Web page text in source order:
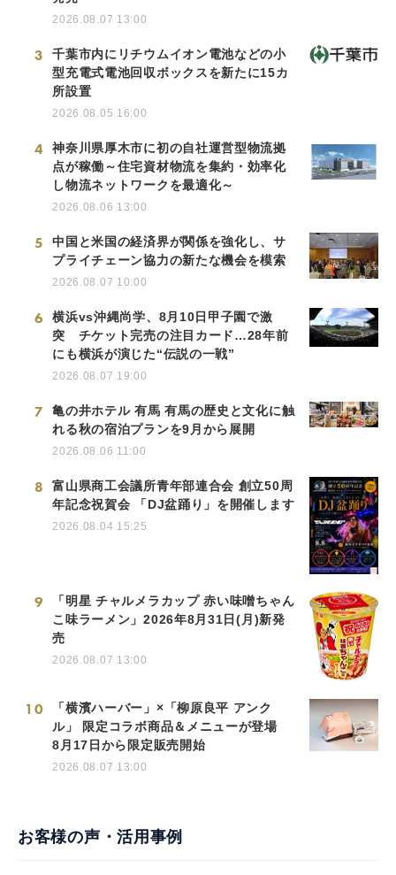
2026.08.07 13:00
3
千葉市内にリチウムイオン電池などの小
型充電式電池回収ボックスを新たに15カ
所設置
2026.08.05 16:00
4
神奈川県厚木市に初の自社運営型物流拠
点が稼働～住宅資材物流を集約・効率化
し物流ネットワークを最適化～
2026.08.06 13:00
5
中国と米国の経済界が関係を強化し、サ
プライチェーン協力の新たな機会を模索
2026.08.07 10:00
6
横浜vs沖縄尚学、8月10日甲子園で激
突 チケット完売の注目カード…28年前
にも横浜が演じた“伝説の一戦”
2026.08.07 19:00
7
亀の井ホテル 有馬 有馬の歴史と文化に触
れる秋の宿泊プランを9月から展開
2026.08.06 11:00
8
富山県商工会議所青年部連合会 創立50周
年記念祝賀会 「DJ盆踊り」を開催します
2026.08.04 15:25
9
「明星 チャルメラカップ 赤い味噌ちゃん
こ味ラーメン」2026年8月31日(月)新発
売
2026.08.07 13:00
10
「横濱ハーバー」×「柳原良平 アンク
ル」 限定コラボ商品＆メニューが登場
8月17日から限定販売開始
2026.08.07 13:00
お客様の声・活用事例